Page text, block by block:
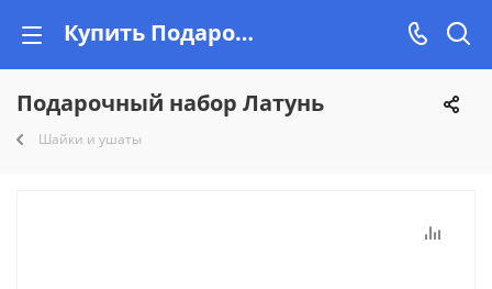
Купить Подарочный набор Латунь недорого на Vishop.by
Подарочный набор Латунь
Шайки и ушаты